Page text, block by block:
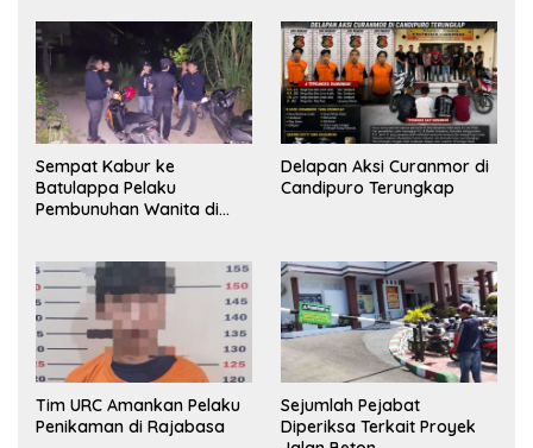
Sempat Kabur ke
Batulappa Pelaku
Pembunuhan Wanita di
Delapan Aksi Curanmor di
Candipuro Terungkap
Tim URC Amankan Pelaku
Penikaman di Rajabasa
Sejumlah Pejabat
Diperiksa Terkait Proyek